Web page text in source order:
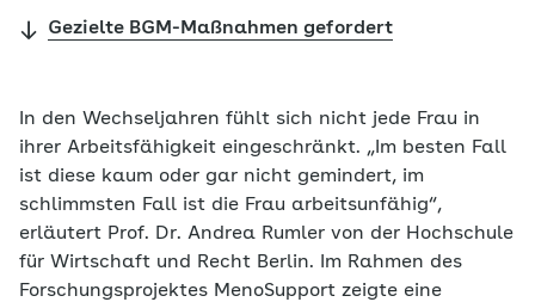
Gezielte BGM-Maßnahmen gefordert
In den Wechseljahren fühlt sich nicht jede Frau in
ihrer Arbeitsfähigkeit eingeschränkt. „Im besten Fall
ist diese kaum oder gar nicht gemindert, im
schlimmsten Fall ist die Frau arbeitsunfähig“,
erläutert Prof. Dr. Andrea Rumler von der Hochschule
für Wirtschaft und Recht Berlin. Im Rahmen des
Forschungsprojektes MenoSupport zeigte eine